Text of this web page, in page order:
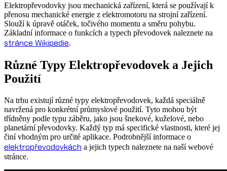
Elektropřevodovky jsou mechanická zařízení, která se používají k
přenosu mechanické energie z elektromotoru na strojní zařízení.
Slouží k úpravě otáček, točivého momentu a směru pohybu.
Základní informace o funkcích a typech převodovek naleznete na
stránce Wikipedie.
Různé Typy Elektropřevodovek a Jejich
Použití
Na trhu existují různé typy elektropřevodovek, každá speciálně
navržená pro konkrétní průmyslové použití. Tyto mohou být
třídněny podle typu záběru, jako jsou šnekové, kuželové, nebo
planetární převodovky. Každý typ má specifické vlastnosti, které jej
činí vhodným pro určité aplikace. Podrobnější informace o
elektropřevodovkách a jejich typech naleznete na naší webové
stránce.